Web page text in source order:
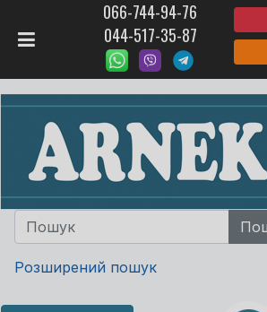
066-744-94-76
044-517-35-87
Розширений пошук